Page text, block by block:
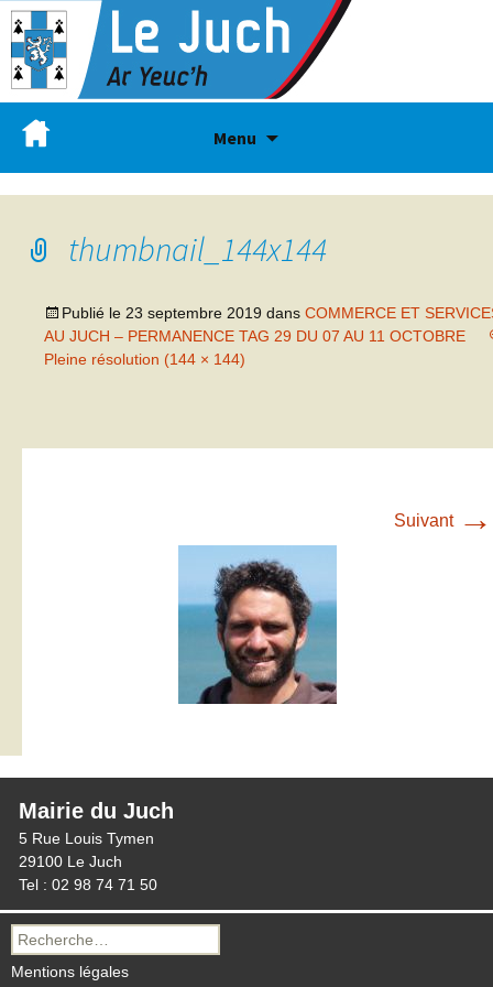
Menu
thumbnail_144x144
Publié le 23 septembre 2019 dans COMMERCE ET
AU JUCH – PERMANENCE TAG 29 DU 07 AU 11 OCTOBRE
Pleine résolution (144 × 144)
Suivant →
Mairie du Juch
5 Rue Louis Tymen
29100 Le Juch
Tel : 02 98 74 71 50
Recherche
pour :
Mentions légales